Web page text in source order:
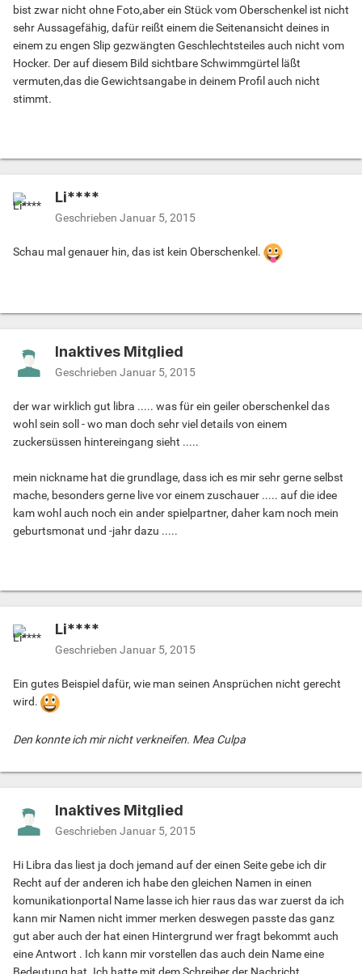
bist zwar nicht ohne Foto,aber ein Stück vom Oberschenkel ist nicht
sehr Aussagefähig, dafür reißt einem die Seitenansicht deines in
einem zu engen Slip gezwängten Geschlechtsteiles auch nicht vom
Hocker. Der auf diesem Bild sichtbare Schwimmgürtel läßt
vermuten,das die Gewichtsangabe in deinem Profil auch nicht
stimmt.
Li****
Geschrieben Januar 5, 2015
Schau mal genauer hin, das ist kein Oberschenkel.
Inaktives Mitglied
Geschrieben Januar 5, 2015
der war wirklich gut libra ..... was für ein geiler oberschenkel das
wohl sein soll - wo man doch sehr viel details von einem
zuckersüssen hintereingang sieht .....
mein nickname hat die grundlage, dass ich es mir sehr gerne selbst
mache, besonders gerne live vor einem zuschauer ..... auf die idee
kam wohl auch noch ein ander spielpartner, daher kam noch mein
geburtsmonat und -jahr dazu .....
Li****
Geschrieben Januar 5, 2015
Ein gutes Beispiel dafür, wie man seinen Ansprüchen nicht gerecht
wird.
Den konnte ich mir nicht verkneifen. Mea Culpa
Inaktives Mitglied
Geschrieben Januar 5, 2015
Hi Libra das liest ja doch jemand auf der einen Seite gebe ich dir
Recht auf der anderen ich habe den gleichen Namen in einen
komunikationportal Name lasse ich hier raus das war zuerst da ich
kann mir Namen nicht immer merken deswegen passte das ganz
gut aber auch der hat einen Hintergrund wer fragt bekommt auch
eine Antwort . Ich kann mir vorstellen das auch dein Name eine